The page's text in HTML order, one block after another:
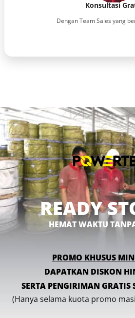
Konsultasi
Dengan Team Sales yang
READY
HEMAT WAKTU
PROMO KHUSUS
DAPATKAN DISKON
SERTA PENGIRIMAN GRATIS
(Hanya selama kuota promo